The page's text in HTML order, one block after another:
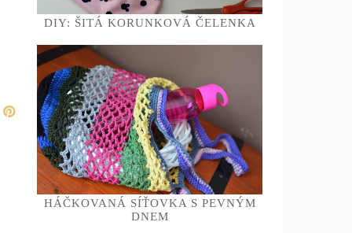
DIY: ŠITÁ KORUNKOVÁ ČELENKA
HÁČKOVANÁ SÍŤOVKA S PEVNÝM
DNEM